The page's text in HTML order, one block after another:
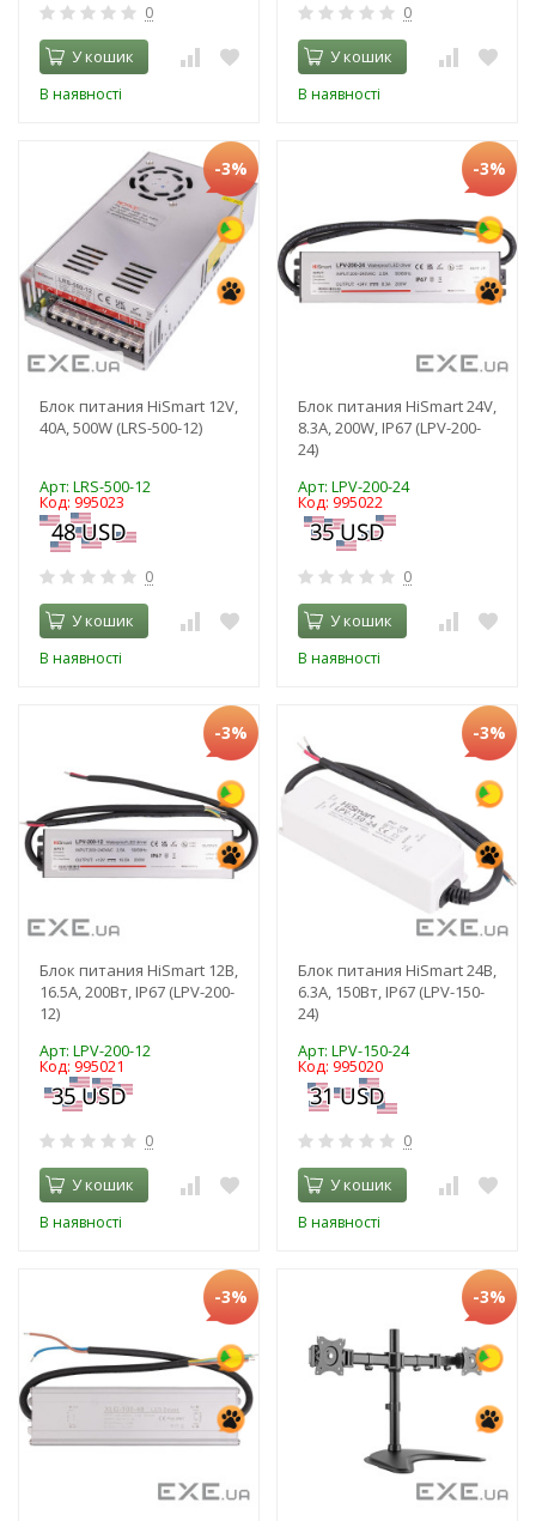
0
У кошик
В наявності
0
У кошик
В наявності
-3%
Блок питания HiSmart 12V,
40A, 500W (LRS-500-12)
Арт: LRS-500-12
Код: 995023
0
У кошик
В наявності
-3%
Блок питания HiSmart 24V,
8.3A, 200W, IP67 (LPV-200-
24)
Арт: LPV-200-24
Код: 995022
0
У кошик
В наявності
-3%
Блок питания HiSmart 12В,
16.5А, 200Вт, IP67 (LPV-200-
12)
Арт: LPV-200-12
Код: 995021
0
У кошик
В наявності
-3%
Блок питания HiSmart 24В,
6.3А, 150Вт, IP67 (LPV-150-
24)
Арт: LPV-150-24
Код: 995020
0
У кошик
В наявності
-3% -3%